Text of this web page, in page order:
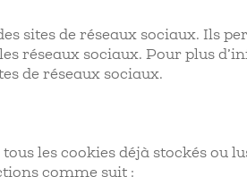
sites de réseaux sociaux. Ils
réseaux sociaux. Pour plus
de réseaux sociaux.
les cookies déjà stockés
comme suit :